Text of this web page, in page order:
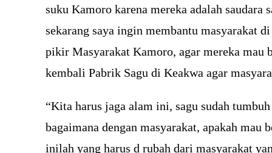
suku Kamoro karena mereka adalah
sekarang saya ingin membantu masyarakat
pikir Masyarakat Kamoro, agar mereka mau
kembali Pabrik Sagu di Keakwa agar
“Kita harus jaga alam ini, sagu sudah
bagaimana dengan masyarakat, apakah
inilah yang harus d rubah dari masyarakat